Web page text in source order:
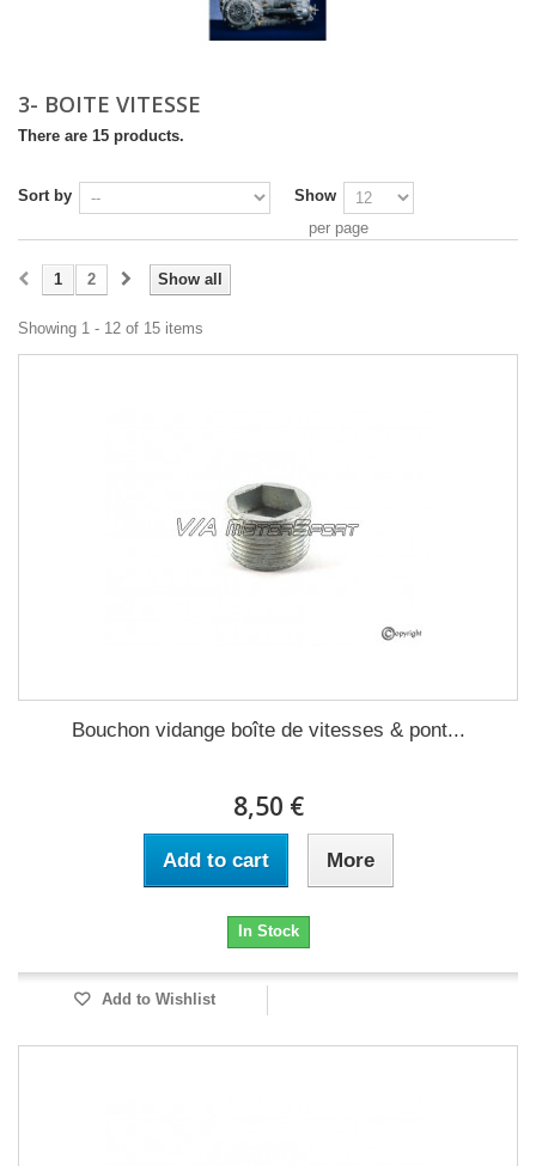
3- BOITE VITESSE
There are 15 products.
Sort by
Show
per page
Show all
1 2
Showing 1 - 12 of 15 items
Bouchon vidange boîte de vitesses & pont...
8,50 €
Add to cart More
In Stock
Add to Wishlist